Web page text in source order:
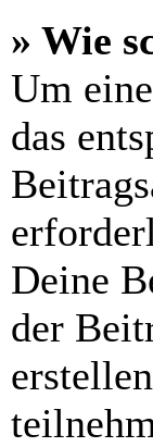
» Wie
Um
das
Deine
der